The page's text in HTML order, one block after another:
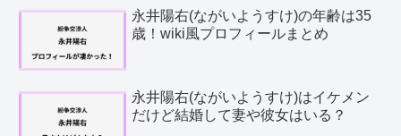
永井陽右(ながいようすけ)の年齢は35
歳！wiki風プロフィールまとめ
永井陽右(ながいようすけ)はイケメン
だけど結婚して妻や彼女はいる？